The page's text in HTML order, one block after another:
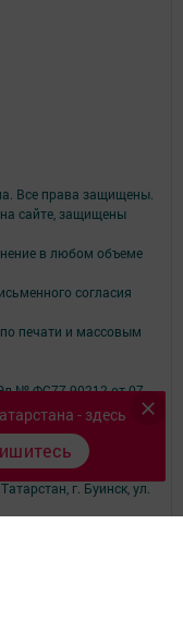
- здесь
Все права защищены.
сайте, защищены
в любом объеме
согласия
печати и массовым
№ ФС77-90212 от 07
связи,
Ленаровна
г. Буинск, ул.